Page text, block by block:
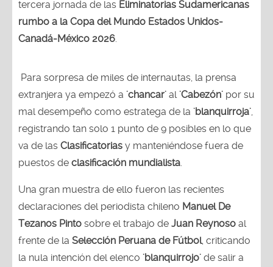
tercera jornada de las Eliminatorias Sudamericanas
rumbo a la Copa del Mundo Estados Unidos-
Canadá-México 2026.
Para sorpresa de miles de internautas, la prensa
extranjera ya empezó a 'chancar' al 'Cabezón' por su
mal desempeño como estratega de la 'blanquirroja',
registrando tan solo 1 punto de 9 posibles en lo que
va de las Clasificatorias y manteniéndose fuera de
puestos de clasificación mundialista.
Una gran muestra de ello fueron las recientes
declaraciones del periodista chileno Manuel De
Tezanos Pinto sobre el trabajo de Juan Reynoso al
frente de la Selección Peruana de Fútbol, criticando
la nula intención del elenco 'blanquirrojo' de salir a